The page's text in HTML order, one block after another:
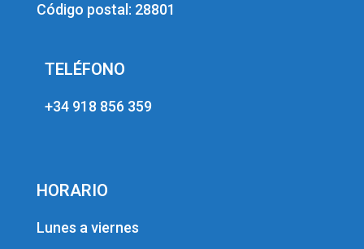
Código postal: 28801
TELÉFONO
+34 918 856 359
HORARIO
Lunes a viernes